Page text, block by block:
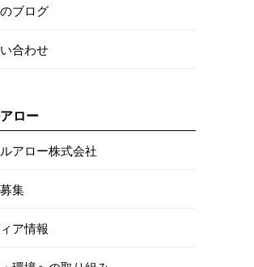
ブログ
合わせ
ロー
アロー株式会社
集
ア情報